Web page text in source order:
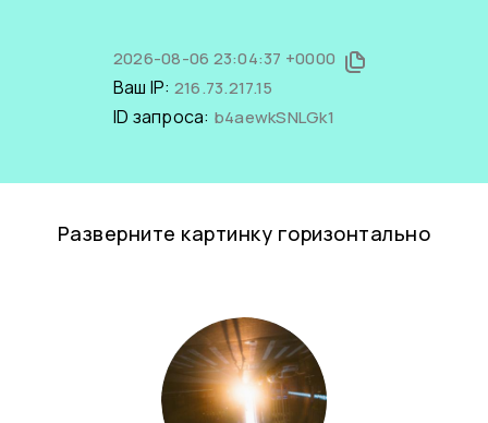
2026-08-06 23:04:37 +0000
Ваш IP: 216.73.217.15
ID запроса: b4aewkSNLGk1
Разверните картинку горизонтально